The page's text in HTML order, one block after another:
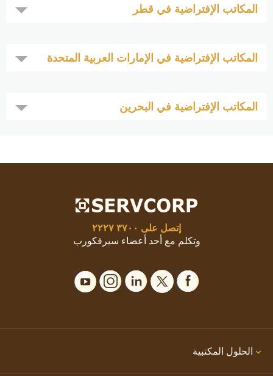
المكاتب الإفتراضية في قطر
المكاتب الإفتراضية في الإمارات العربية المتحدة
المكاتب الإفتراضية في البحرين
إتصل على ٣٧٠٠ ٢٢٢٧
وتكلم مع أحد أعضاء سيرفكورب
الحلول المكتبية